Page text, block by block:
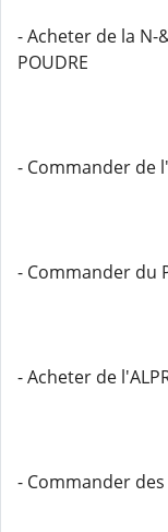
- Acheter de la N-
POUDRE
- Commander de
- Commander du
- Acheter de
- Commander des